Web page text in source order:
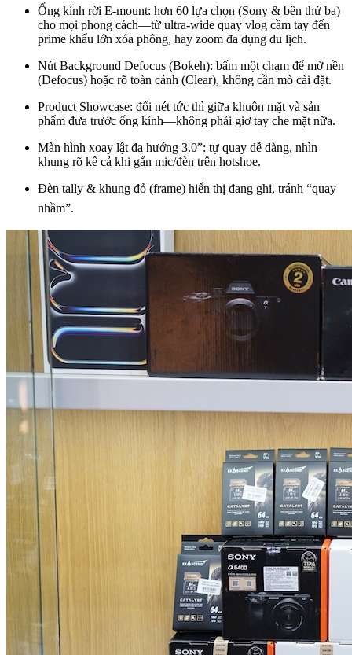
Ống kính rời E-mount: hơn 60 lựa chọn (Sony & bên thứ ba)
cho mọi phong cách—từ ultra-wide quay vlog cầm tay đến
prime khẩu lớn xóa phông, hay zoom đa dụng du lịch.
Nút Background Defocus (Bokeh): bấm một chạm để mờ nền
(Defocus) hoặc rõ toàn cảnh (Clear), không cần mò cài đặt.
Product Showcase: đổi nét tức thì giữa khuôn mặt và sản
phẩm đưa trước ống kính—không phải giơ tay che mặt nữa.
Màn hình xoay lật đa hướng 3.0”: tự quay dễ dàng, nhìn
khung rõ kể cả khi gắn mic/đèn trên hotshoe.
Đèn tally & khung đỏ (frame) hiển thị đang ghi, tránh “quay
nhầm”.